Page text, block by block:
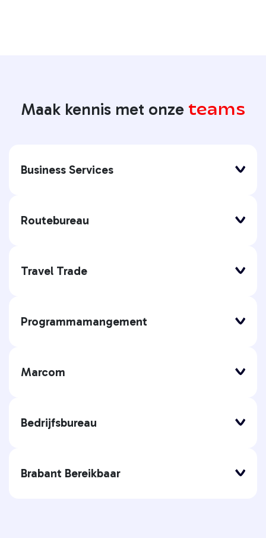
Maak kennis met onze teams
Business Services
Routebureau
Travel Trade
Programmamangement
Marcom
Bedrijfsbureau
Brabant Bereikbaar